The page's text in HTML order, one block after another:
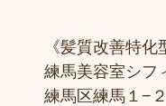
《髪質改善特化
練馬美容室シフ
練馬区練馬１−